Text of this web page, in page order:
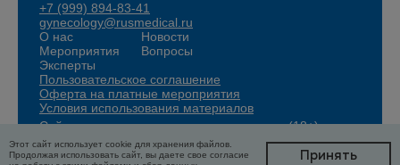
+7 (999) 894-83-41
gynecology@rusmedical.ru
О нас
Мероприятия
Эксперты
Новости
Вопросы
Пользовательское соглашение
Оферта на платные мероприятия
Условия использования материалов
Сайт для специалистов здравоохранения (18+)
Этот сайт использует cookie для хранения файлов.
Продолжая использовать сайт, вы даете свое согласие
Принять